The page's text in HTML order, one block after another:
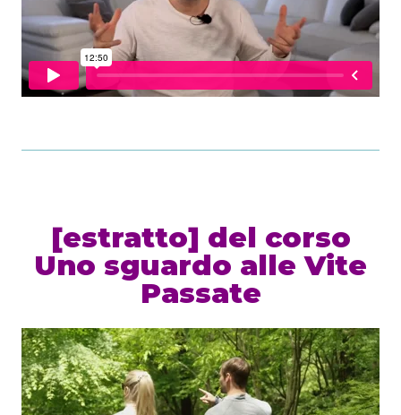
[estratto] del corso
Uno sguardo alle Vite
Passate